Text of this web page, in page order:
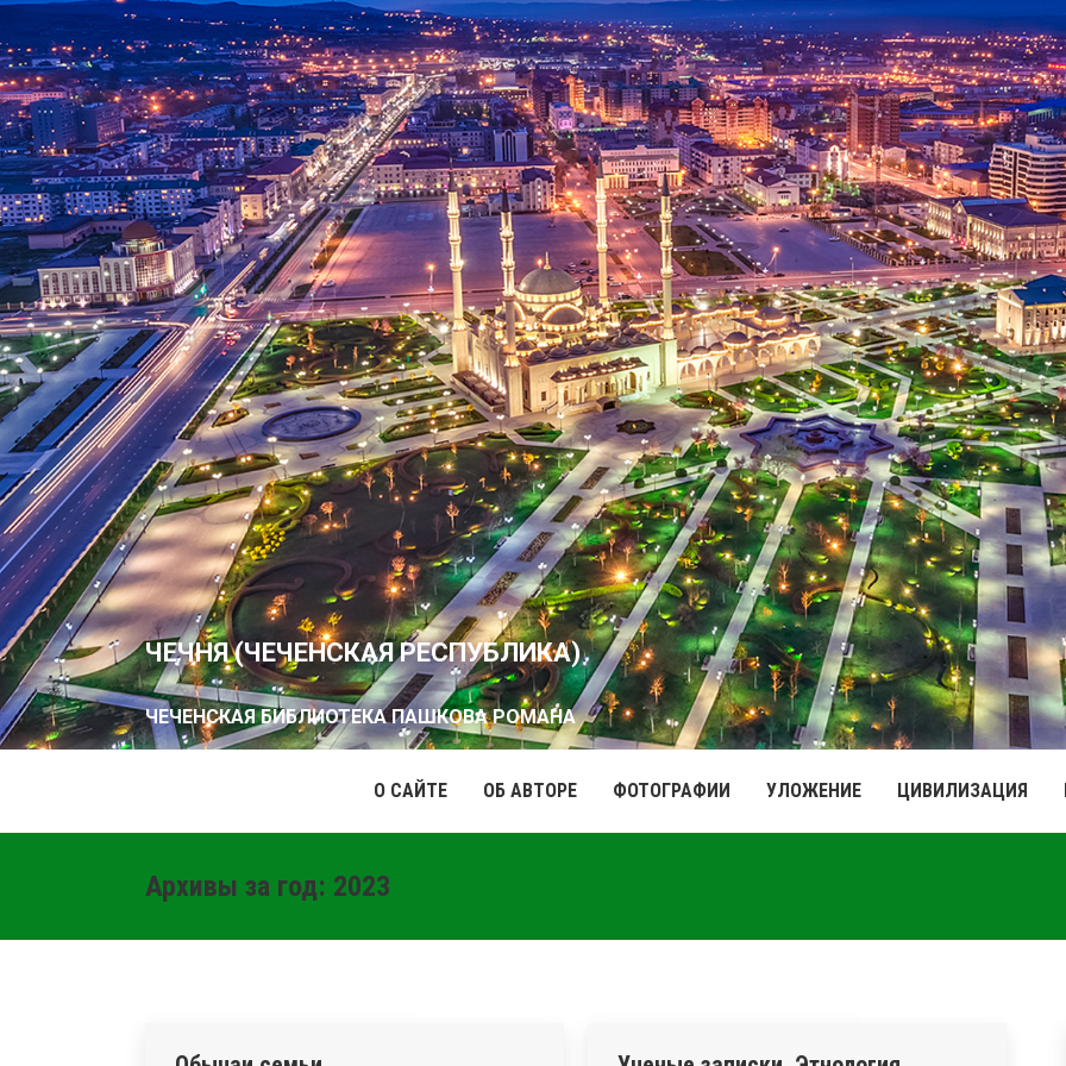
ЧЕЧНЯ (ЧЕЧЕНСКАЯ РЕСПУБЛИКА)
ЧЕЧЕНСКАЯ БИБЛИОТЕКА ПАШКОВА РОМАНА
О САЙТЕ ОБ АВТОРЕ ФОТОГРАФИИ УЛОЖЕНИЕ ЦИВИЛИЗАЦИЯ
Архивы за год: 2023